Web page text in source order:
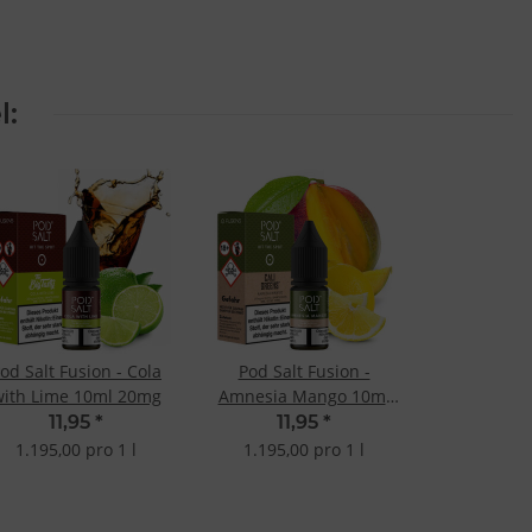
Salt Fusion - Cola
Lime 10ml 20mg
11,95 *
1.195,00 pro 1 l
Pod Salt Fusion -
Amnesia Mango 10ml
20mg
11,95 *
1.195,00 pro 1 l